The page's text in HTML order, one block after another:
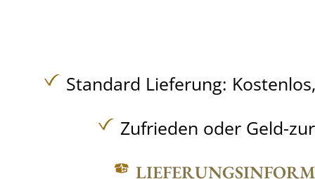
Standard Lieferung:
Zufrieden oder Geld-